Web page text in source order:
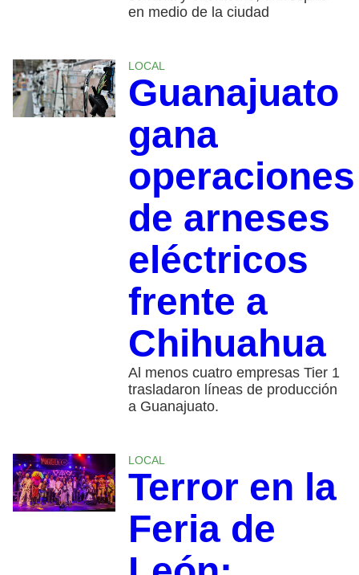
en medio de la ciudad
LOCAL
Guanajuato
gana
operaciones
de arneses
eléctricos
frente a
Chihuahua
Al menos cuatro empresas Tier 1
trasladaron líneas de producción
a Guanajuato.
LOCAL
Terror en la
Feria de